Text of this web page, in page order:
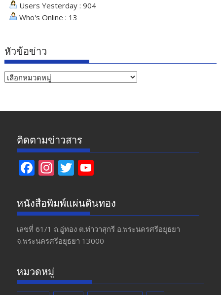
Users Yesterday : 904
Who's Online : 13
หัวข้อข่าว
หัวข้อ
ติดตามข่าวสาร
F
e
b
o
o
In
a
gr
a
m
T
itt
er
u
T
u
b
หนังสือพิมพ์แผ่นดินทอง
เลขที่ 61/1 ถ.อู่ทอง​ ต.​ท่าวาสุกรี​ อ.พระนครศรีอยุธยา​
จ.พระนครศรีอยุธยา 13000
หมวดหมู่